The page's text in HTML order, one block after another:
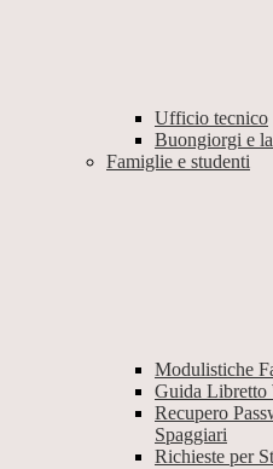
Ufficio tecnico
Buongiorgi e
Famiglie e studenti
Modulistiche
Guida
Recupero
Spaggiari
Richieste per